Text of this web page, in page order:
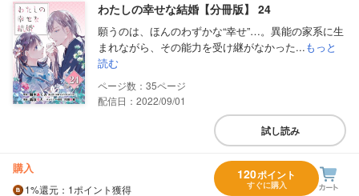
わたしの幸せな結婚【分冊版】 24
願うのは、ほんのわずかな“幸せ”…。異能の家系に生
まれながら、その能力を受け継がなかった...もっと
読む
35
配信日：2022/09/01
試し読み
購入
1%還元 ：1ポイント獲得
120ポイント
すぐに購入